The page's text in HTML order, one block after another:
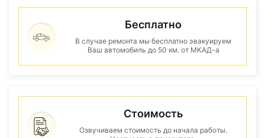
Бесплатно
В случае ремонта мы бесплатно эвакуируем
Ваш автомобиль до 50 км. от МКАД-а
Стоимость
Озвучиваем стоимость до начала работы.